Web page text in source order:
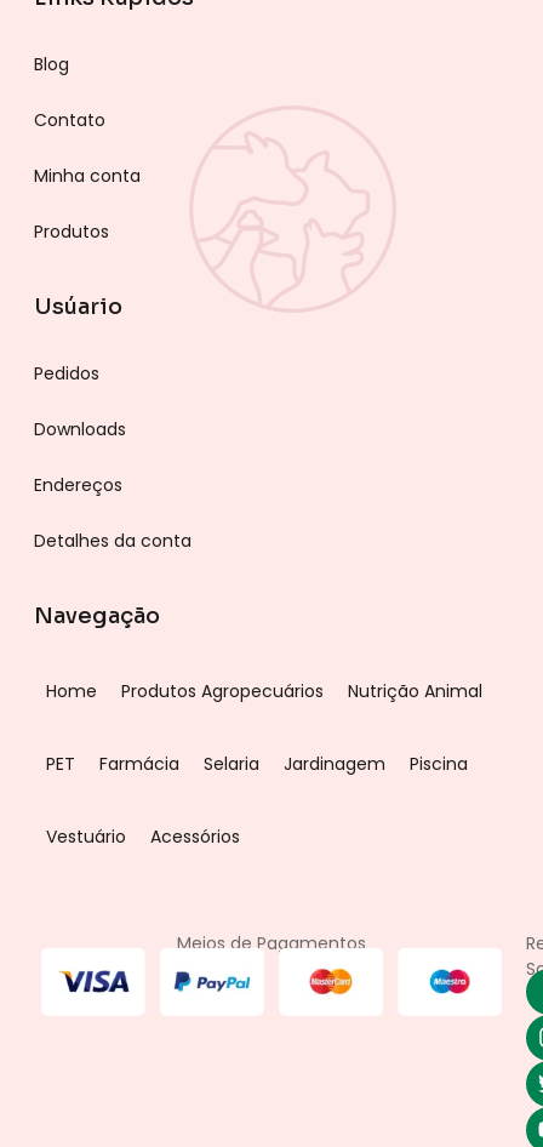
Blog
Contato
Minha conta
Produtos
Usúario
Pedidos
Downloads
Endereços
Detalhes da conta
Navegação
Home Produtos Agropecuários Nutrição Animal
PET Farmácia Selaria Jardinagem Piscina
Vestuário Acessórios
Meios de Pagamentos